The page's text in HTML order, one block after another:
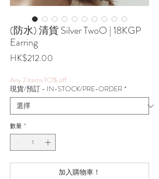
(防水) 清貨 Silver TwoO | 18KGP
Earring
HK$212.00
Any 2 items 1O% off
現貨/預訂 - IN-STOCK/PRE-ORDER *
數量 *
加入購物車！